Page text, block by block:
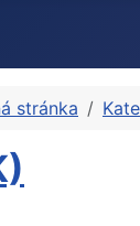
stránka